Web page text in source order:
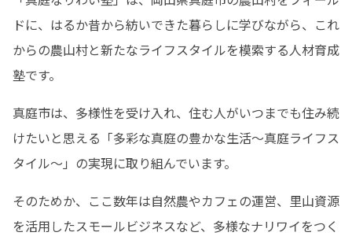
ドに、はるか昔から紡いできた暮らしに学びながら、これ
からの農山村と新たなライフスタイルを模索する人材育成
塾です。
真庭市は、多様性を受け入れ、住む人がいつまでも住み続
けたいと思える「多彩な真庭の豊かな生活〜真庭ライフス
タイル〜」の実現に取り組んでいます。
そのためか、ここ数年は自然農やカフェの運営、里山資源
を活用したスモールビジネスなど、多様なナリワイをつく